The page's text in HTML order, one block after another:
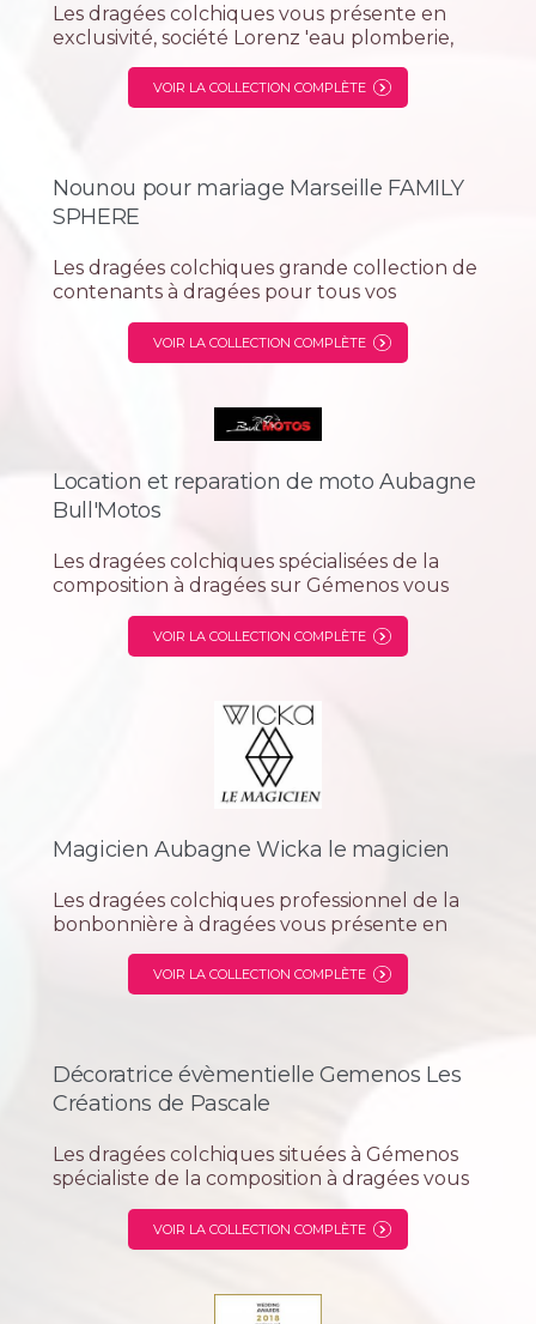
Les dragées colchiques vous présente en
exclusivité, société Lorenz 'eau plomberie,
dans la réparation et dans la rénovation de
sanitaire, climatisation et chauffage. Située
VOIR LA COLLECTION COMPLÈTE
Nounou pour mariage Marseille FAMILY
SPHERE
Les dragées colchiques grande collection de
contenants à dragées pour tous vos
Family Sphère spécialisée dans la garde d'
VOIR LA COLLECTION COMPLÈTE
Location et reparation de moto Aubagne
Bull'Motos
Les dragées colchiques spécialisées de la
composition à dragées sur Gémenos vous
professionnel depuis 1974 dans la réparation
multi-marques comme Honda, Yamaha,
VOIR LA COLLECTION COMPLÈTE
Magicien Aubagne Wicka le magicien
Les dragées colchiques professionnel de la
bonbonnière à dragées vous présente en
occasions professionnelles ou familiales "Une
animation artistique et originale. Une magie
VOIR LA COLLECTION COMPLÈTE
Décoratrice évèmentielle Gemenos Les
Créations de Pascale
Les dragées colchiques situées à Gémenos
spécialiste de la composition à dragées vous
Pascale" décoratrice pour tous vos
évènement privés ou...
VOIR LA COLLECTION COMPLÈTE